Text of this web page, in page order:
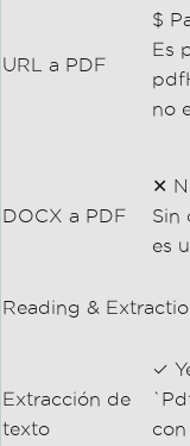
URL a PDF
$
Es
no
DOCX a PDF
✕
Sin
es
Reading &
Extracción de
texto
✓